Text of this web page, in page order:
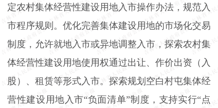
定农村集体经营性建设用地入市操作办法，规范入
市程序规则。优化完善集体建设用地的市场化交易
制度，允许就地入市或异地调整入市，探索农村集
体经营性建设用地使用权通过出让、作价出资（入
股）、租赁等形式入市。探索规划空白村屯集体经
营性建设用地入市“负面清单”制度，支持实行“点